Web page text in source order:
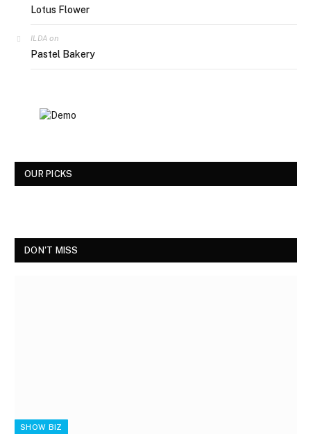
Lotus Flower
ILDA on
Pastel Bakery
OUR PICKS
DON'T MISS
SHOW BIZ